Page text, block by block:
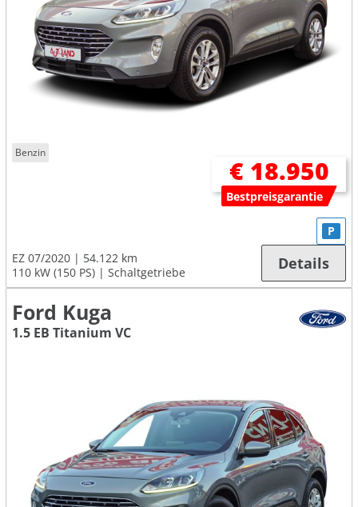
Benzin
€ 18.950
Bestpreisgarantie
EZ 07/2020
54.122 km
110 kW (150 PS)
Schaltgetriebe
P
Details
Ford Kuga
1.5 EB Titanium VC